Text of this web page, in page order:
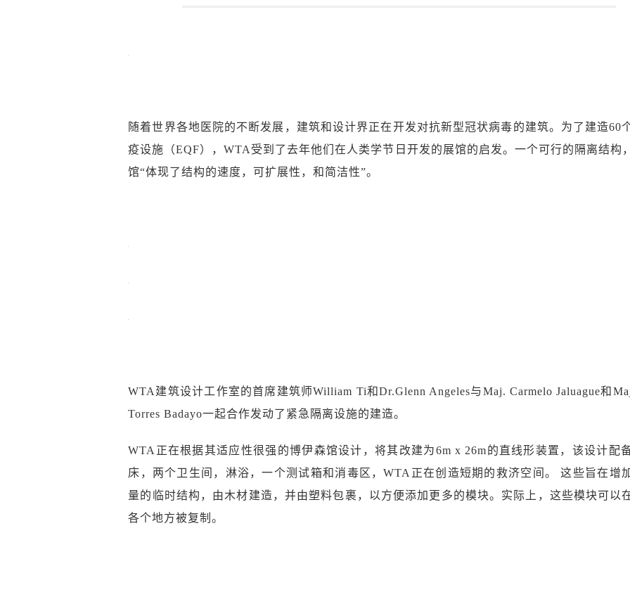
随着世界各地医院的不断发展，建筑和设计界正在开发对抗新型冠状病毒的建筑。为了建造60
疫设施（EQF），WTA受到了去年他们在人类学节日开发的展馆的启发。一个可行的隔离结构
馆“体现了结构的速度，可扩展性，和简洁性”。
WTA建筑设计工作室的首席建筑师William Ti和Dr.Glenn Angeles与Maj. Carmelo Jaluague和
Torres Badayo一起合作发动了紧急隔离设施的建造。
WTA正在根据其适应性很强的博伊森馆设计，将其改建为6m x 26m的直线形装置，该设计配
床，两个卫生间，淋浴，一个测试箱和消毒区，WTA正在创造短期的救济空间。 这些旨在增
量的临时结构，由木材建造，并由塑料包裹，以方便添加更多的模块。实际上，这些模块可以
各个地方被复制。